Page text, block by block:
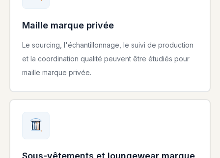
Maille marque privée
Le sourcing, l'échantillonnage, le suivi de production
et la coordination qualité peuvent être étudiés pour
maille marque privée.
Sous-vêtements et loungewear marque